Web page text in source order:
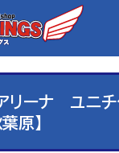
リーナ ユニチ
原】